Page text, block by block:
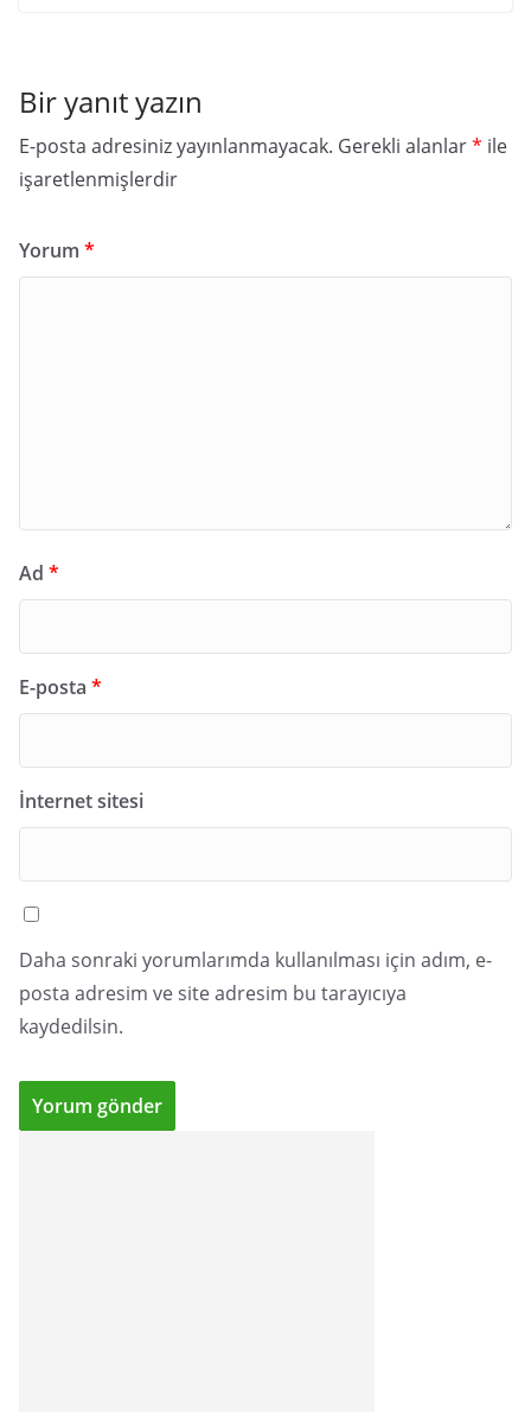
Bir yanıt yazın
E-posta adresiniz yayınlanmayacak. Gerekli alanlar* ile
işaretlenmişlerdir
Yorum *
Ad *
E-posta *
İnternet sitesi
Daha sonraki yorumlarımda kullanılması için adım, e-
posta adresim ve site adresim bu tarayıcıya
kaydedilsin.